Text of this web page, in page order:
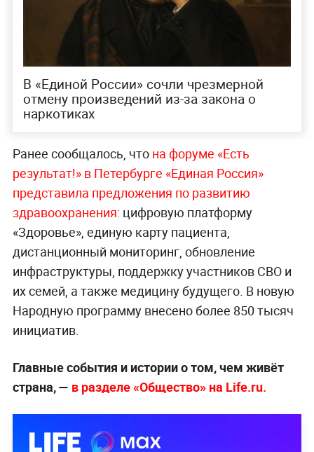
В «Единой России» сочли чрезмерной
отмену произведений из-за закона о
наркотиках
Ранее сообщалось, что на форуме «Есть
результат!» в Петербурге «Единая Россия»
представила предложения по развитию
здравоохранения: цифровую платформу
«Здоровье», единую карту пациента,
дистанционный мониторинг, обновление
инфраструктуры, поддержку участников СВО и
их семей, а также медицину будущего. В новую
Народную программу внесено более 850 тысяч
инициатив.
Главные события и истории о том, чем живёт
страна, — в разделе «Общество» на Life.ru.